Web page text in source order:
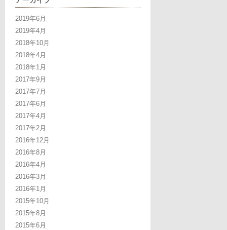
2019年6月
2019年4月
2018年10月
2018年4月
2018年1月
2017年9月
2017年7月
2017年6月
2017年4月
2017年2月
2016年12月
2016年8月
2016年4月
2016年3月
2016年1月
2015年10月
2015年8月
2015年6月